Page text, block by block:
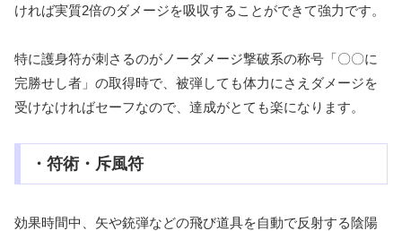
ければ実質2倍のダメージを吸収することができて強力です。
特に護身符が刺さるのがノーダメージ撃破系の称号「〇〇に
完勝せし者」の取得時で、被弾しても体力にさえダメージを
受けなければセーフなので、達成がとても楽になります。
・符術・斥風符
効果時間中、矢や銃弾などの飛び道具を自動で反射する陰陽